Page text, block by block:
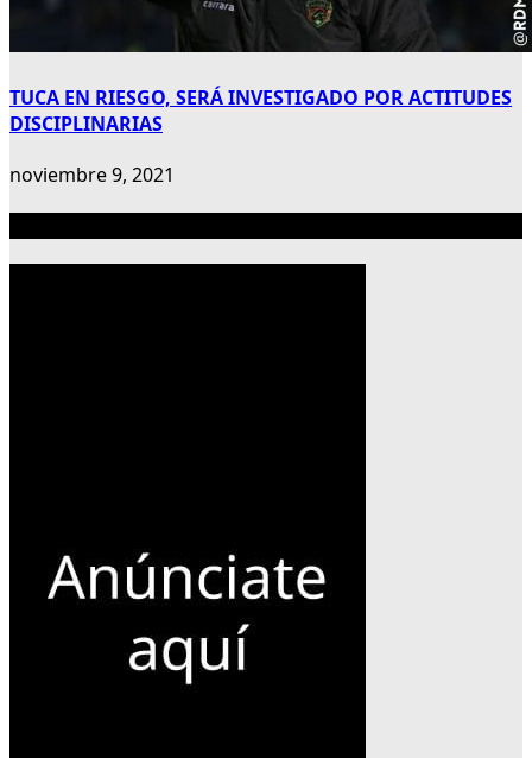
TUCA EN RIESGO, SERÁ INVESTIGADO POR ACTITUDES
DISCIPLINARIAS
noviembre 9, 2021